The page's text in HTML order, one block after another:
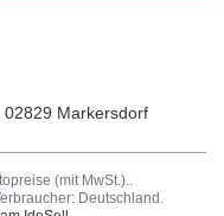
02829 Markersdorf
(mit MwSt.)..
Deutschland .